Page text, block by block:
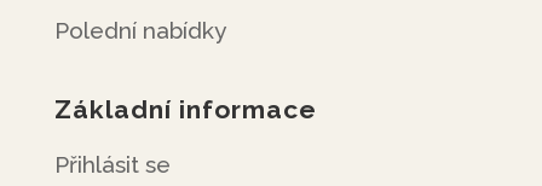
Polední nabídky
Základní informace
Přihlásit se